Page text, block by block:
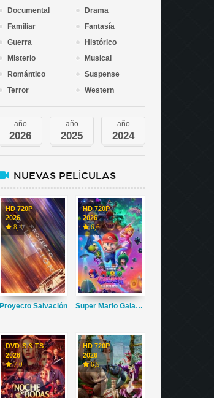
Documental
Drama
Familiar
Fantasía
Guerra
Histórico
Misterio
Musical
Romántico
Suspense
Terror
Western
año
2026
año
2025
año
2024
NUEVAS PELÍCULAS
HD 720P
2026
8,4
Proyecto Salvación
HD 720P
2026
6,6
Super Mario Galaxy La Película
DVD-S & TS
2026
7,0
HD 720P
2026
6,9